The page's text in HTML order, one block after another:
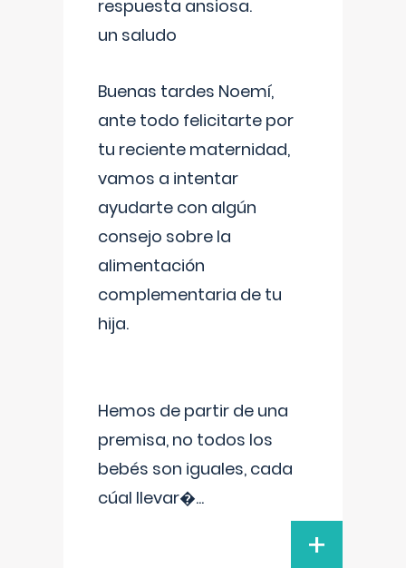
respuesta ansiosa.
un saludo
Buenas tardes Noemí,
ante todo felicitarte por
tu reciente maternidad,
vamos a intentar
ayudarte con algún
consejo sobre la
alimentación
complementaria de tu
hija.
Hemos de partir de una
premisa, no todos los
bebés son iguales, cada
cúal llevar�...
+